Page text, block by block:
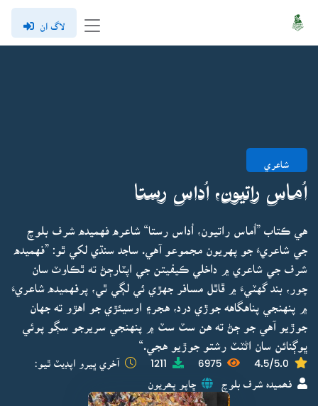
لاگ ان
شاعري
اُماس راتيون، اُداس رستا
هي ڪتاب ”اُماس راتيون، اُداس رستا“ شاعره فهميده شرف بلوچ
جي شاعريءَ جو پهريون مجموعو آهي. ساجد سنڌي لکي ٿو: ”فهميده
شرف جي شاعري ۾ داخلي ڪيفيتن جي اپٽارڄڻ ته ٿڪاوٽ سان
چور، بند گهٽيءَ ۾ ڦاٿل مسافر جهڙي ئي لڳي ٿي، پرفهميده شاعريءَ
۾ پنهنجي پناهگاهه جوڙي درد، هجر۽ اوسيئڙي جو اهڙو ته جهان
جوڙيو آهي جو ڄڻ ته هن سٽ سٽ ۾ پنهنجي سريرجو سڳو پوئي
ڀوڳنائن سان اڻٽٽ رشتو جوڙيو هجي.“
4.5/5.0
6975
1211 آخري ڀيرو اپڊيٽ ٿيو:
فھميدہ شرف بلوچ ڇاپو پھريون